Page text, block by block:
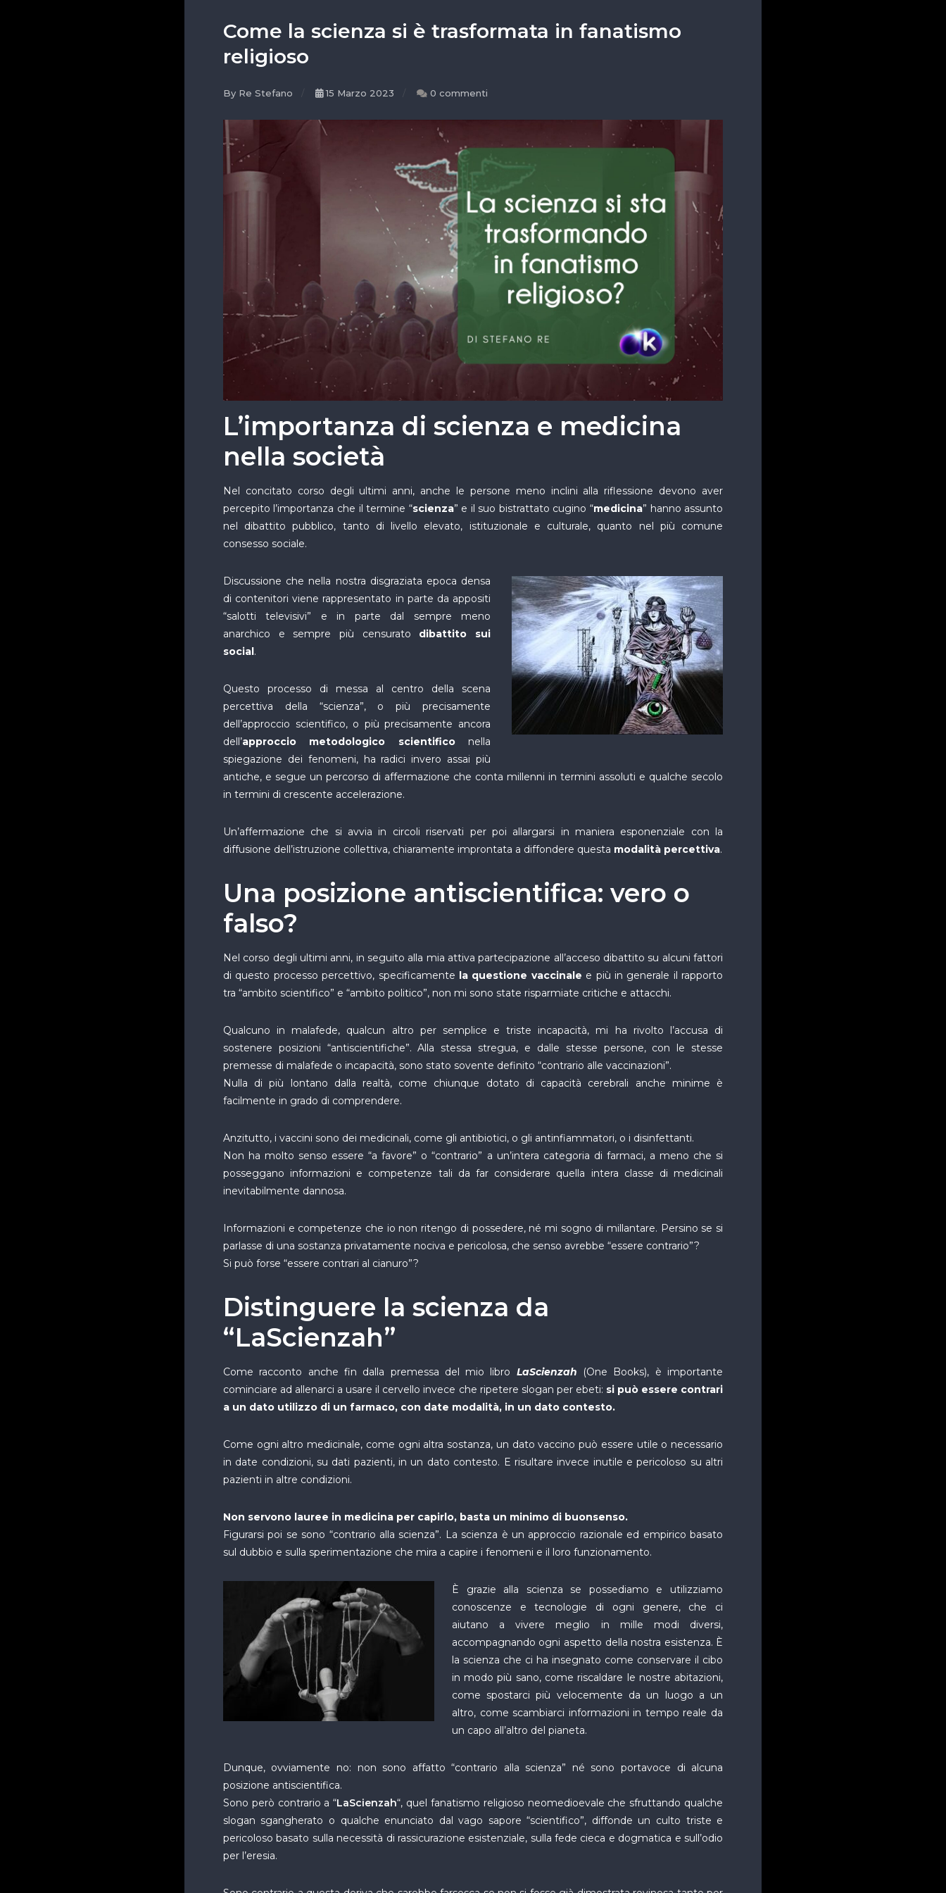
Come la scienza si è trasformata in fanatismo
religioso
By Re Stefano 15 Marzo 2023 0 commenti
L’importanza di scienza e medicina
nella società
Nel concitato corso degli ultimi anni, anche le persone meno inclini alla riflessione devono aver
percepito l’importanza che il termine “scienza” e il suo bistrattato cugino “medicina” hanno assunto
nel dibattito pubblico, tanto di livello elevato, istituzionale e culturale, quanto nel più comune
consesso sociale.
Discussione che nella nostra disgraziata epoca densa
di contenitori viene rappresentato in parte da appositi
“salotti televisivi” e in parte dal sempre meno
anarchico e sempre più censurato dibattito sui
social.
Questo processo di messa al centro della scena
percettiva della “scienza”, o più precisamente
dell’approccio scientifico, o più precisamente ancora
dell’approccio metodologico scientificonella
spiegazione dei fenomeni, ha radici invero assai più
antiche, e segue un percorso di affermazione che conta millenni in termini assoluti e qualche secolo
in termini di crescente accelerazione.
Un’affermazione che si avvia in circoli riservati per poi allargarsi in maniera esponenziale con la
diffusione dell’istruzione collettiva, chiaramente improntata a diffondere questa modalità percettiva.
Una posizione antiscientifica: vero o
falso?
Nel corso degli ultimi anni, in seguito alla mia attiva partecipazione all’acceso dibattito su alcuni fattori
di questo processo percettivo, specificamente la questione vaccinale e più in generale il rapporto
tra “ambito scientifico” e “ambito politico”, non mi sono state risparmiate critiche e attacchi.
Qualcuno in malafede, qualcun altro per semplice e triste incapacità, mi ha rivolto l’accusa di
sostenere posizioni “antiscientifiche”. Alla stessa stregua, e dalle stesse persone, con le stesse
premesse di malafede o incapacità, sono stato sovente definito “contrario alle vaccinazioni”.
Nulla di più lontano dalla realtà, come chiunque dotato di capacità cerebrali anche minime è
facilmente in grado di comprendere.
Anzitutto, i vaccini sono dei medicinali, come gli antibiotici, o gli antinfiammatori, o i disinfettanti.
Non ha molto senso essere “a favore” o “contrario” a un’intera categoria di farmaci, a meno che si
posseggano informazioni e competenze tali da far considerare quella intera classe di medicinali
inevitabilmente dannosa.
Informazioni e competenze che io non ritengo di possedere, né mi sogno di millantare. Persino se si
parlasse di una sostanza privatamente nociva e pericolosa, che senso avrebbe “essere contrario”?
Si può forse “essere contrari al cianuro”?
Distinguere la scienza da
“LaScienzah”
Come racconto anche fin dalla premessa del mio libro LaScienzah (One Books), è importante
cominciare ad allenarci a usare il cervello invece che ripetere slogan per ebeti: si può essere contrari
a un dato utilizzo di un farmaco, con date modalità, in un dato contesto.
Come ogni altro medicinale, come ogni altra sostanza, un dato vaccino può essere utile o necessario
in date condizioni, su dati pazienti, in un dato contesto. E risultare invece inutile e pericoloso su altri
pazienti in altre condizioni.
Non servono lauree in medicina per capirlo, basta un minimo di buonsenso.
Figurarsi poi se sono “contrario alla scienza”. La scienza è un approccio razionale ed empirico basato
sul dubbio e sulla sperimentazione che mira a capire i fenomeni e il loro funzionamento.
È grazie alla scienza se possediamo e utilizziamo
conoscenze e tecnologie di ogni genere, che ci
aiutano a vivere meglio in mille modi diversi,
accompagnando ogni aspetto della nostra esistenza. È
la scienza che ci ha insegnato come conservare il cibo
in modo più sano, come riscaldare le nostre abitazioni,
come spostarci più velocemente da un luogo a un
altro, come scambiarci informazioni in tempo reale da
un capo all’altro del pianeta.
Dunque, ovviamente no: non sono affatto “contrario alla scienza” né sono portavoce di alcuna
posizione antiscientifica.
Sono però contrario a “LaScienzah“, quel fanatismo religioso neomedioevale che sfruttando qualche
slogan sgangherato o qualche enunciato dal vago sapore “scientifico”, diffonde un culto triste e
pericoloso basato sulla necessità di rassicurazione esistenziale, sulla fede cieca e dogmatica e sull’odio
per l’eresia.